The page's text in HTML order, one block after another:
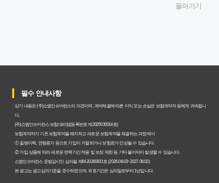
갱신형 암보험과 비갱신형, 어떤 차이가 있을까? 내게 맞는
암보험비갱신형, 평생 고정 보험료의 숨겨진 가치와 현명한
선택 기준
암보험 비갱신형, 왜 지금 선택해야 할까요? 미래 보험료 걱
정 끝내는 방법
갱신형 vs 비갱신형 암보험, 당신에게 더 유리한 선택은? 완
돌아가기
필수 안내사항
상기 내용은 (주)쇼엠인슈어런스의 의견이며, 계약체결에 따른 이익 또는 손실은 보험계약자 등에게 귀속됩니
다.
(주)쇼엠인슈어런스 보험대리점(등록번호 제2025030014호)
보험계약자가 기존 보험계약을 해지하고 새로운 보험계약을 체결하는 과정에서
① 질병이력, 연령증가 등으로 가입이 거절되거나 보험료가 인상될 수 있습니다.
② 가입 상품에 따라 새로운 면책기간 적용 및 보장 제한 등 기타 불이익이 발생할 수 있습니다.
쇼엠인슈어런스 준법감시인 심의필 제M-20260831호 (2026.08.03~2027.08.02)
본 광고는 광고심의기준을 준수하였으며, 유효기간은 심의일로부터 1년입니다.